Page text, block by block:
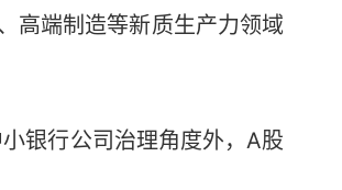
高端制造等新质生产力领域
银行公司治理角度外，A股